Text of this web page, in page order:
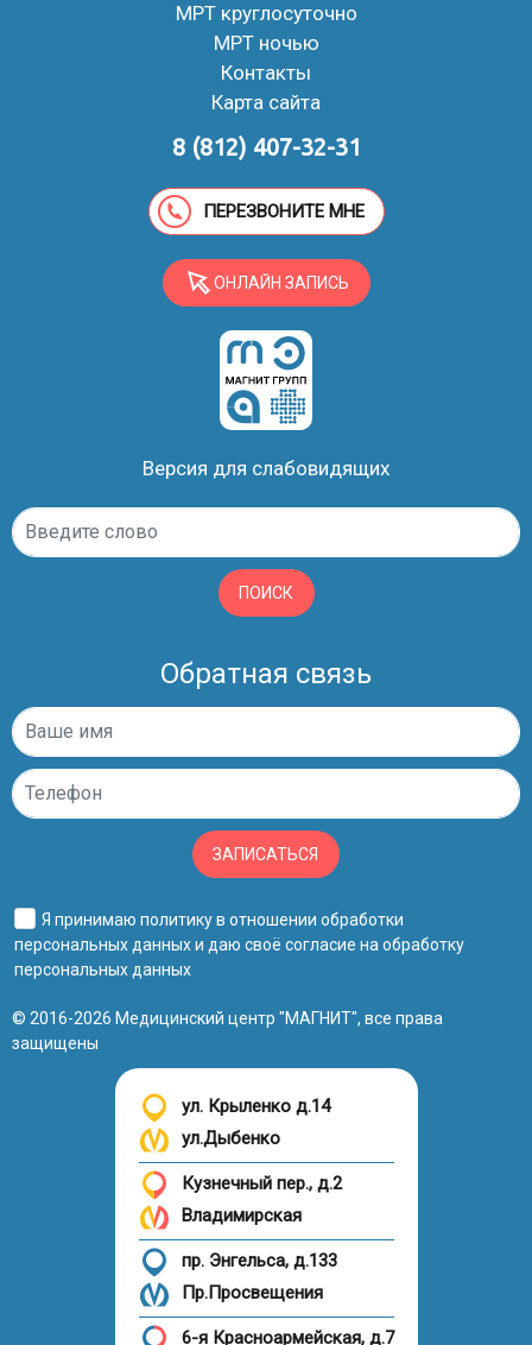
МРТ круглосуточно
МРТ ночью
Контакты
Карта сайта
8 (812) 407-32-31
ПЕРЕЗВОНИТЕ МНЕ
ОНЛАЙН ЗАПИСЬ
Версия для слабовидящих
ПОИСК
Обратная связь
ЗАПИСАТЬСЯ
Я принимаю политику в отношении обработки
персональных данныхи даю своё согласие на обработку
персональных данных
© 2016-2026 Медицинский центр "МАГНИТ", все права
защищены
ул. Крыленко д.14
ул.Дыбенко
Кузнечный пер., д.2
Владимирская
пр. Энгельса, д.133
Пр.Просвещения
6-я Красноармейская, д.7